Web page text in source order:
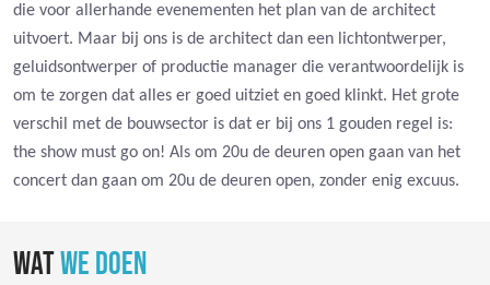
die voor allerhande evenementen het plan van de architect
uitvoert. Maar bij ons is de architect dan een lichtontwerper,
geluidsontwerper of productie manager die verantwoordelijk is
om te zorgen dat alles er goed uitziet en goed klinkt. Het grote
verschil met de bouwsector is dat er bij ons 1 gouden regel is:
the show must go on! Als om 20u de deuren open gaan van het
concert dan gaan om 20u de deuren open, zonder enig excuus.
WATWE DOEN